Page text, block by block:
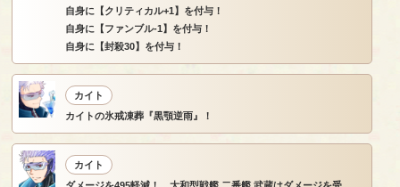
自身に【クリティカル+1】を付与！
自身に【ファンブル-1】を付与！
自身に【封殺30】を付与！
カイト
カイトの氷戒凍葬『黒顎逆雨』！
カイト